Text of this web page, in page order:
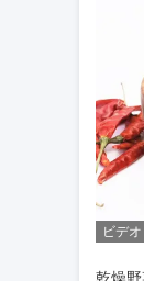
ビデオ